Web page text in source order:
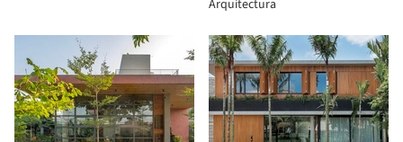
Arquitectura